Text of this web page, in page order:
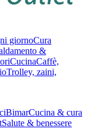
giornoCura
&
CucinaCaffè,
Trolley, zaini,
BimarCucina & cura
Salute & benessere